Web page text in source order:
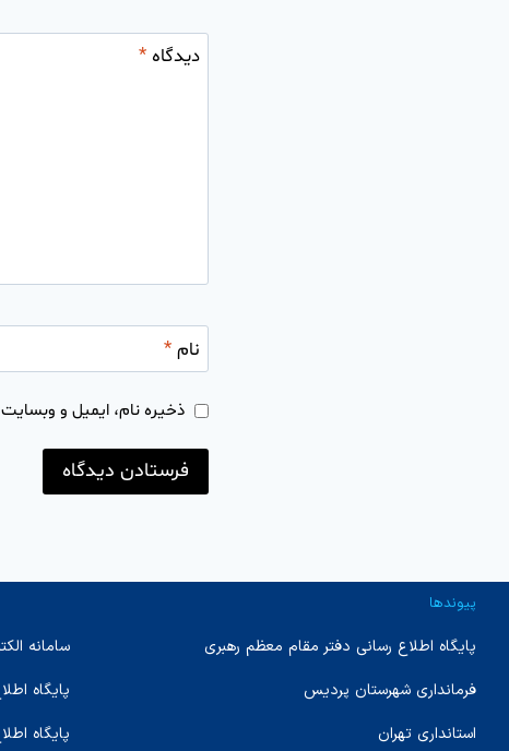
دیدگاه*
نام*
ذخیره نام، ایمیل و
پیوندها
پایگاه اطلاع رسانی دفتر مقام معظم رهبری
فرمانداری شهرستان پردیس
استانداری تهران
سامانه
پایگاه
پایگاه